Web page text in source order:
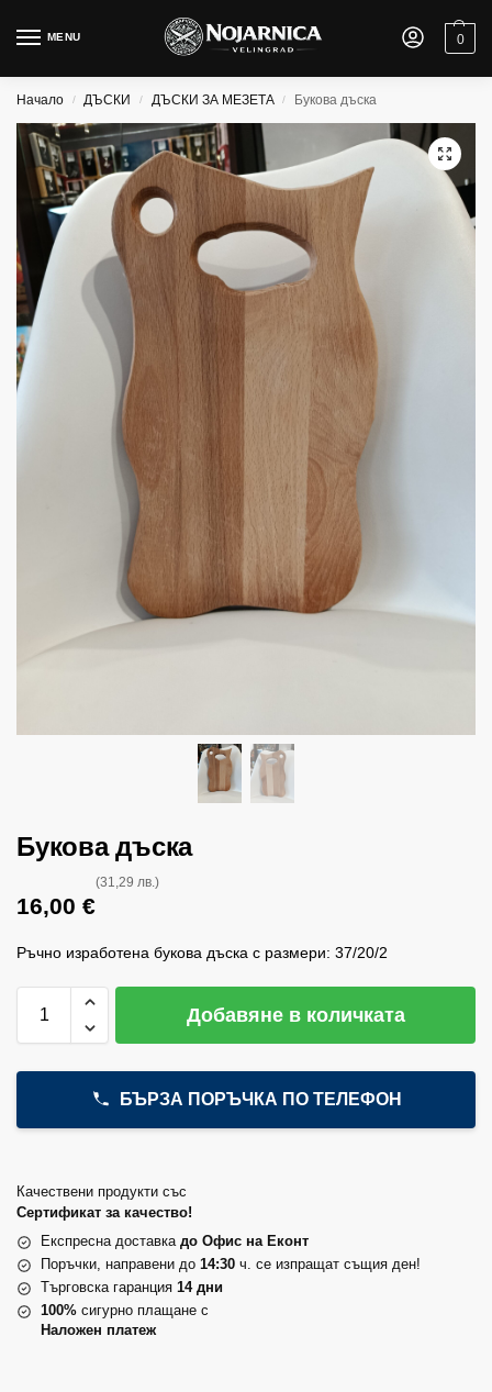
MENU 0
Начало / ДЪСКИ / ДЪСКИ ЗА МЕЗЕТА / Букова дъска
Букова дъска
16,00 €
(31,29 лв.)
Ръчно изработена букова дъска с размери: 37/20/2
Добавяне в количката
БЪРЗА ПОРЪЧКА ПО ТЕЛЕФОН
Качествени продукти със
Сертификат за качество!
Експресна доставка до Офис на Еконт
Поръчки, направени до 14:30 ч. се изпращат същия ден!
Търговска гаранция 14 дни
100% сигурно плащане с
Наложен платеж